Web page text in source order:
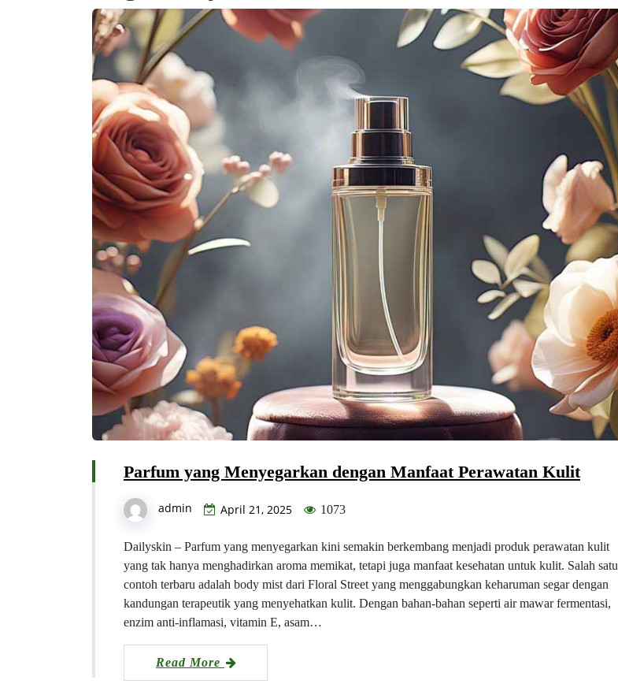
Parfum yang Menyegarkan dengan Manfaat Perawatan Kulit
admin April 21, 2025 1073
Dailyskin – Parfum yang menyegarkan kini semakin berkembang menjadi produk perawatan kulit
yang tak hanya menghadirkan aroma memikat, tetapi juga manfaat kesehatan untuk kulit. Salah satu
contoh terbaru adalah body mist dari Floral Street yang menggabungkan keharuman segar dengan
kandungan terapeutik yang menyehatkan kulit. Dengan bahan-bahan seperti air mawar fermentasi,
enzim anti-inflamasi, vitamin E, asam…
Read More